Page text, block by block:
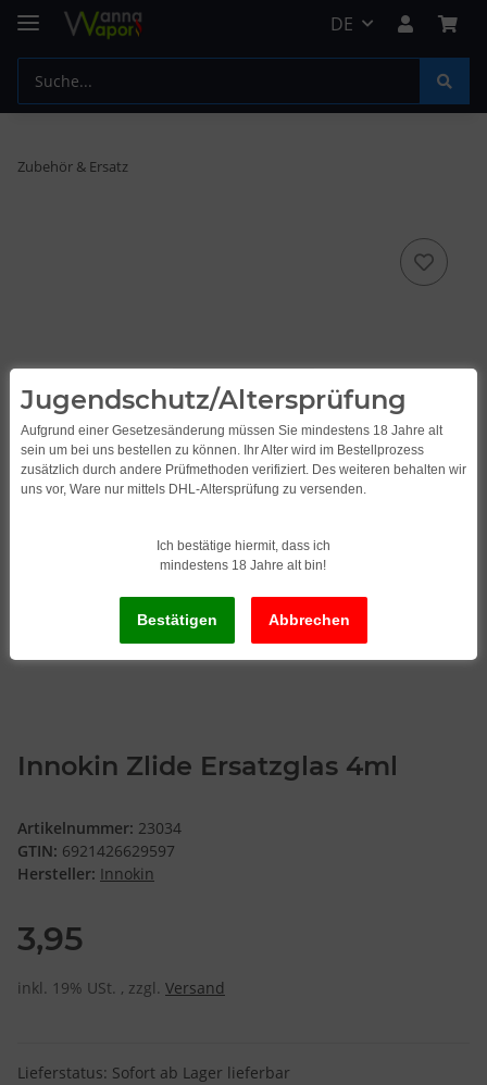
DE
Zubehör & Ersatz
Innokin Zlide Ersatzglas 4ml
Artikelnummer: 23034
GTIN: 6921426629597
Hersteller: Innokin
3,95
inkl. 19% USt. , zzgl. Versand
Lieferstatus: Sofort ab Lager lieferbar
Jugendschutz/Altersprüfung
Aufgrund einer Gesetzesänderung müssen Sie mindestens 18 Jahre alt
sein um bei uns bestellen zu können. Ihr Alter wird im Bestellprozess
zusätzlich durch andere Prüfmethoden verifiziert. Des weiteren behalten wir
uns vor, Ware nur mittels DHL-Altersprüfung zu versenden.
Ich bestätige hiermit, dass ich
mindestens 18 Jahre alt bin!